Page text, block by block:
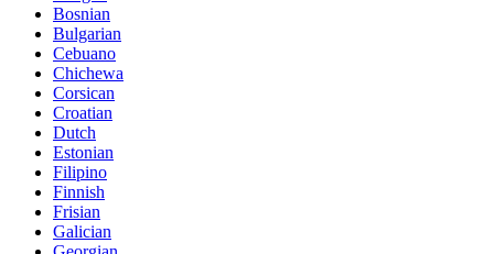
Bosnian
Bulgarian
Cebuano
Chichewa
Corsican
Croatian
Dutch
Estonian
Filipino
Finnish
Frisian
Galician